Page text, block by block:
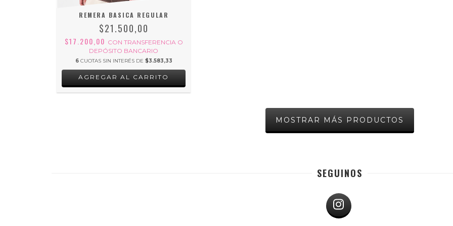
REMERA BASICA REGULAR
$21.500,00
$17.200,00 CON TRANSFERENCIA O
DEPÓSITO BANCARIO
6 CUOTAS SIN INTERÉS DE $3.583,33
AGREGAR AL CARRITO
MOSTRAR MÁS PRODUCTOS
SEGUINOS